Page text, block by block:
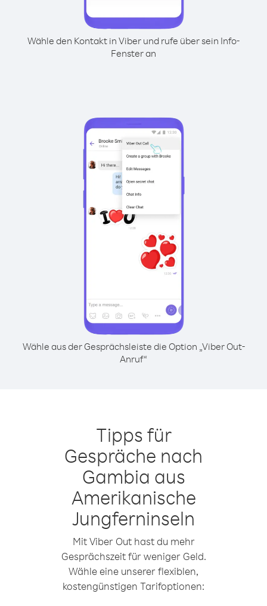
Wähle den Kontakt in Viber und rufe über sein Info-
Fenster an
Wähle aus der Gesprächsleiste die Option „Viber Out-
Anruf“
Tipps für
Gespräche nach
Gambia aus
Amerikanische
Jungferninseln
Mit Viber Out hast du mehr
Gesprächszeit für weniger Geld.
Wähle eine unserer flexiblen,
kostengünstigen Tarifoptionen: